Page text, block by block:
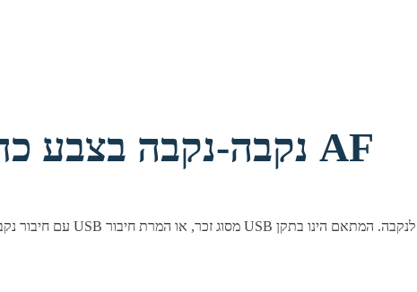
מתאם (מופה) USB-3.0 נקבה-נקבה בצבע כחול AF